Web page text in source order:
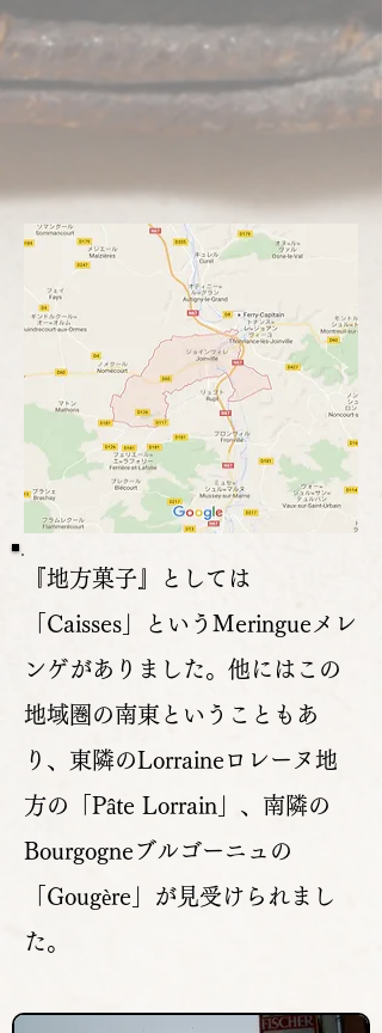
『地方菓子』としては
「Caisses」というMeringueメレ
ンゲがありました。他にはこの
地域圏の南東ということもあ
り、東隣のLorraineロレーヌ地
方の「Pâte Lorrain」、南隣の
Bourgogneブルゴーニュの
「Gougère」が見受けられまし
た。